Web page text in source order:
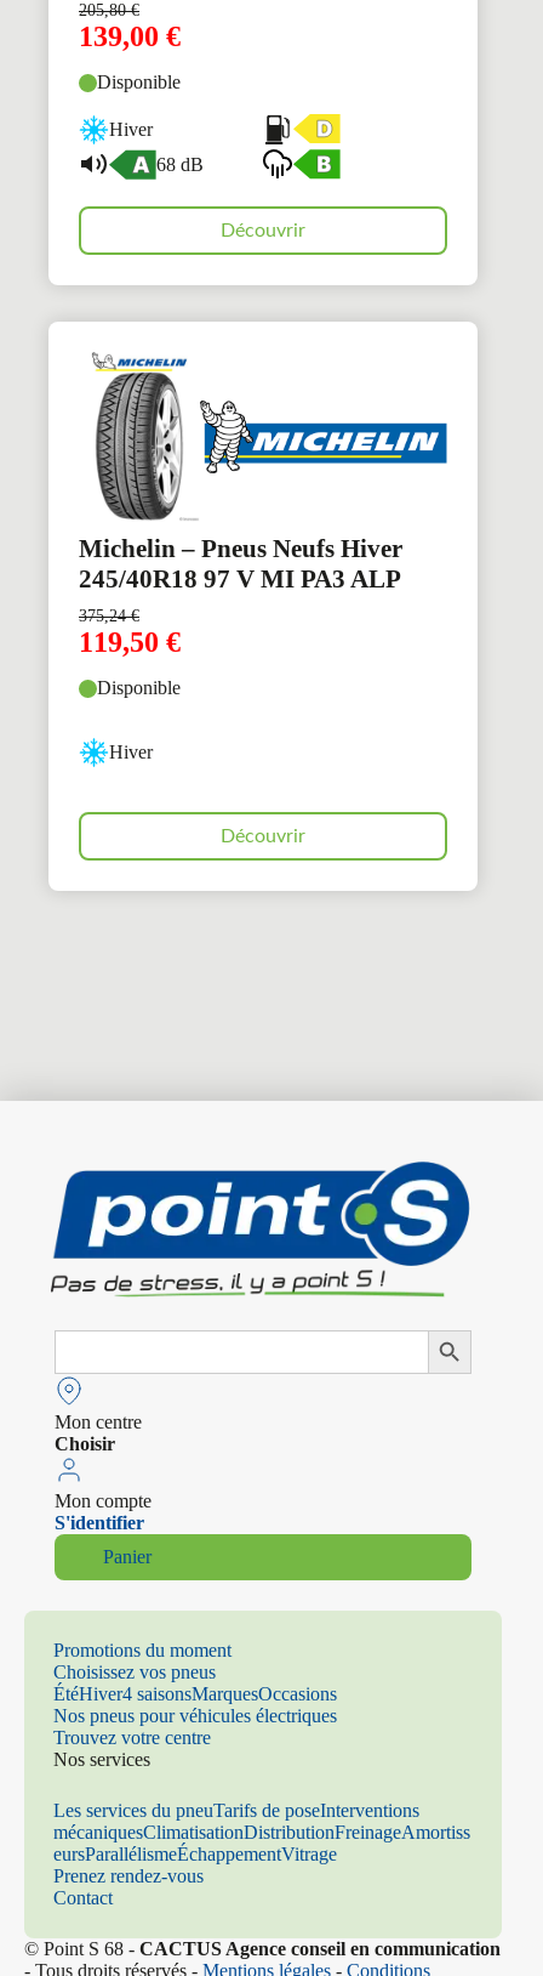
205,80€
139,00 €
Disponible
Hiver
68 dB
Découvrir
Michelin – Pneus Neufs Hiver
245/40R18 97 V MI PA3 ALP
375,24€
119,50 €
Disponible
Hiver
Découvrir
Search
Search Button
Mon centre
Choisir
Mon compte
S'identifier
Panier
Promotions du moment
Choisissez vos pneus
ÉtéHiver4 saisonsMarquesOccasions
Nos pneus pour véhicules électriques
Trouvez votre centre
Nos services
Les services du pneuTarifs de poseInterventions
mécaniquesClimatisationDistributionFreinageAmortiss
eursParallélismeÉchappementVitrage
Prenez rendez-vous
Contact
© Point S 68 - CACTUS Agence conseil en communication
- Tous droits réservés - Mentions légales - Conditions